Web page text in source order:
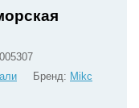
Бренд: Mikс